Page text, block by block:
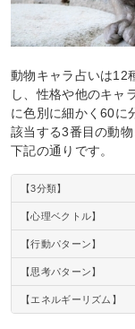
動物キャラ占いは12
し、性格や他のキャ
に色別に細かく60に
該当する3番目の動
下記の通りです。
【3分類】
【心理ベクトル】
【行動パターン】
【思考パターン】
【エネルギーリズム】